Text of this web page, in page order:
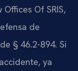
Of SRIS,
de
§ 46.2-894. Si
ya